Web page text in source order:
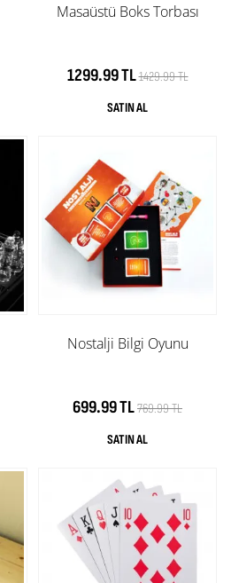
Masaüstü Boks Torbası
1299.99 TL1429.99 TL
Nostalji Bilgi Oyunu
699.99 TL769.99 TL